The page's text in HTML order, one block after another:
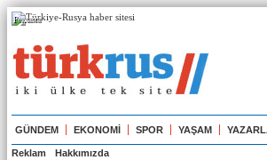
Реклама
GÜNDEM EKONOMİ SPOR YAŞAM
Reklam Hakkımızda